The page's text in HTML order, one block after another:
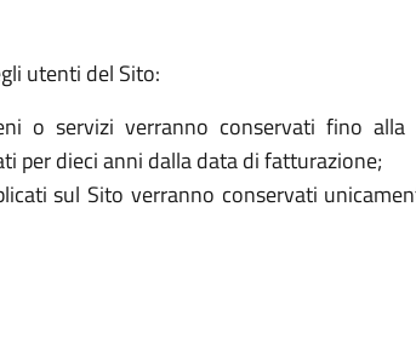
utenti del Sito:
o servizi verranno conservati fino alla
per dieci anni dalla data di fatturazione;
sul Sito verranno conservati